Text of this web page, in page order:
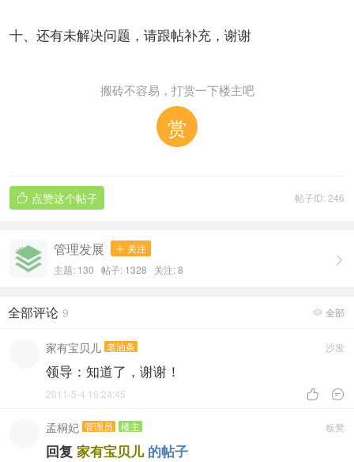
十、还有未解决问题，请跟帖补充，谢谢
搬砖不容易，打赏一下楼主吧
赏
帖子ID: 246
 点赞这个帖子

管理发展  关注
主题: 130 帖子: 1328 关注:8
 全部
全部评论 9
沙发
家有宝贝儿 老油条
领导：知道了，谢谢！
 
2011-5-4 16:24:45
板凳
孟桐妃 管理员 楼主
回复 家有宝贝儿的帖子